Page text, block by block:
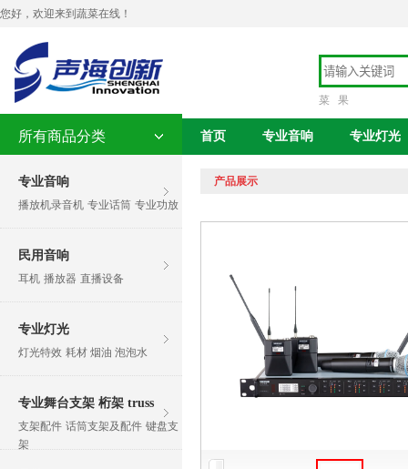
您好，欢迎来到蔬菜在线！
菜 果
所有商品分类
专业音响
播放机录音机 专业话筒 专业功放
民用音响
耳机 播放器 直播设备
专业灯光
灯光特效 耗材 烟油 泡泡水
专业舞台支架 桁架 truss
支架配件 话筒支架及配件 键盘支
架
首页 专业音响 专业灯光
产品展示